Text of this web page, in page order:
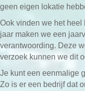
geen eigen lokatie
Ook vinden we het heel
jaar maken we een
verantwoording. Deze
verzoek kunnen we dit
Je kunt een eenmalige
Zo is er een bedrijf dat